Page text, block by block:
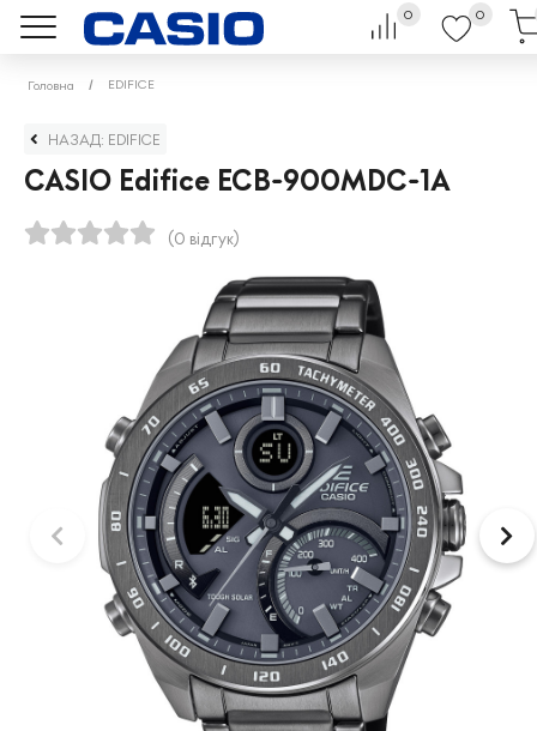
0 0
Головна EDIFICE
НАЗАД: EDIFICE
CASIO Edifice ECB-900MDC-1A
(0 відгук)